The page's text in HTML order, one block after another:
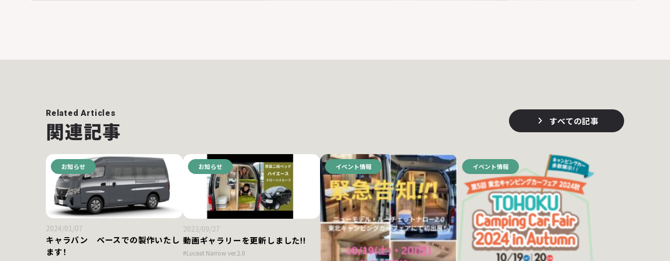
Related Articles
関連記事 すべての記事
お知らせ
2024/01/07
キャラバン ベースでの製作いたし
ます！
お知らせ
2023/09/27
動画ギャラリーを更新しました!!
#Luceat Narrow ver.2.0
イベント情報 イベント情報